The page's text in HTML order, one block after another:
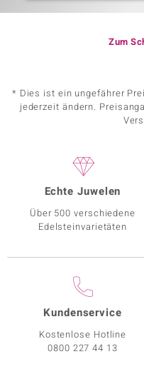
Zum
* Dies ist ein ungefährer
jederzeit ändern.
Echte Juwelen
Über 500 verschiedene
Edelsteinvarietäten
Kundenservice
Kostenlose Hotline
0800 227 44 13